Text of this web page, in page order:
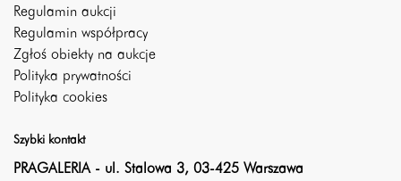
Regulamin aukcji
Regulamin współpracy
Zgłoś obiekty na aukcje
Polityka prywatności
Polityka cookies
Szybki kontakt
PRAGALERIA - ul. Stalowa 3, 03-425 Warszawa